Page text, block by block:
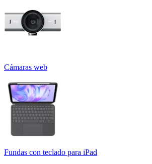
Cámaras web
Fundas con teclado para iPad